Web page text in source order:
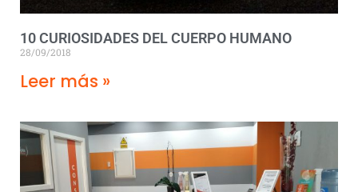
10 CURIOSIDADES DEL CUERPO HUMANO
28/09/2018
Leer más »